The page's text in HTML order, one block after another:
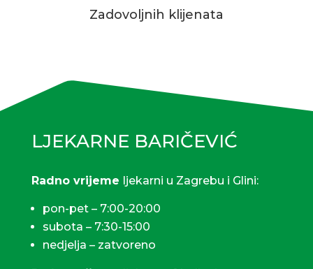
Zadovoljnih klijenata
LJEKARNE BARIČEVIĆ
Radno vrijeme ljekarni u Zagrebu i Glini:
pon-pet – 7:00-20:00
subota – 7:30-15:00
nedjelja – zatvoreno